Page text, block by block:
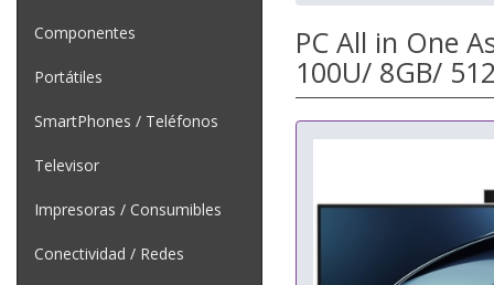
Componentes
Portátiles
SmartPhones / Teléfonos
Televisor
Impresoras / Consumibles
Conectividad / Redes
PC All in One
100U/ 8GB/